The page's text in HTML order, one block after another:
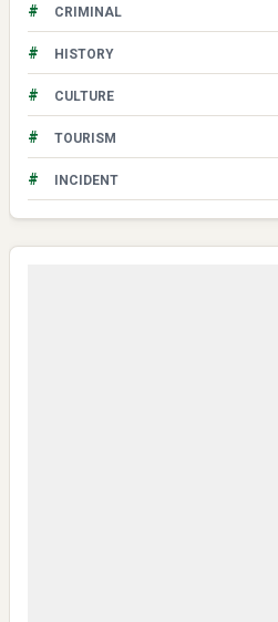
# CRIMINAL
# HISTORY
# CULTURE
# TOURISM
# INCIDENT